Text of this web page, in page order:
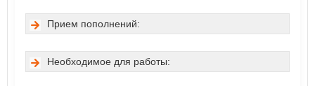
Прием пополнений:
Необходимое для работы: